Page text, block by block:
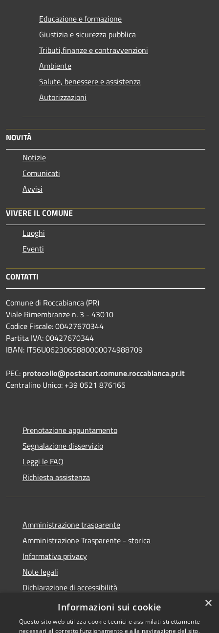
Educazione e formazione
Giustizia e sicurezza pubblica
Tributi,finanze e contravvenzioni
Ambiente
Salute, benessere e assistenza
Autorizzazioni
NOVITÀ
Notizie
Comunicati
Avvisi
VIVERE IL COMUNE
Luoghi
Eventi
CONTATTI
Comune di Roccabianca (PR)
Viale Rimembranze n. 3 - 43010
Codice Fiscale: 00427670344
Partita IVA: 00427670344
IBAN: IT56U0623065880000074988709
PEC: protocollo@postacert.comune.roccabianca.pr.it
Centralino Unico: +39 0521 876165
Prenotazione appuntamento
Segnalazione disservizio
Leggi le FAQ
Richiesta assistenza
Amministrazione trasparente
Amministrazione Trasparente - storica
Informativa privacy
Note legali
Dichiarazione di accessibilità
Obiettivi di accessibilità
×
Informazioni sui cookie
Questo sito web utilizza cookie tecnici e assimilati strettamente
necessari al corretto funzionamento e alla navigazione del sito,